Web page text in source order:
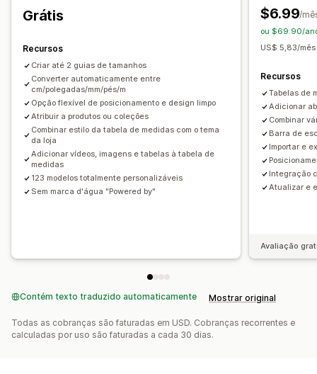
CSS personalizado
Ícones personalizados
Importação e exportação
Gráfico flutuante
Em vários idiomas
Tradução
Páginas de coleção
Responsividade para dispositivos móveis
Grátis
Recursos
Criar até 2 guias de tamanhos
Converter automaticamente entre
cm/polegadas/mm/pés/m
Opção flexível de posicionamento e design limpo
Atribuir a produtos ou coleções
Combinar estilo da tabela de medidas com o tema
da loja
Adicionar vídeos, imagens e tabelas à tabela de
medidas
123 modelos totalmente personalizáveis
Sem marca d'água "Powered by"
$6.99/
ou $69.90/
US$ 5,83/
Recursos
Tabelas de
Adicionar
Combinar
Barra de
Importar e
Integração
Atualizar e
Avaliação
Contém texto traduzido automaticamente Mostrar original
Todas as cobranças são faturadas em USD. Cobranças recorrentes e
calculadas por uso são faturadas a cada 30 dias.